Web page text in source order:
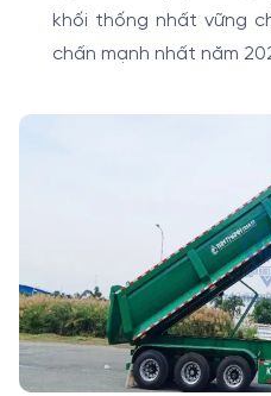
khối thống nhất vững
chấn mạnh nhất năm